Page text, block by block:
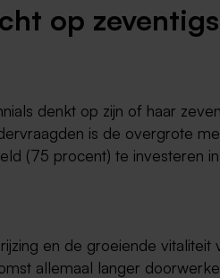
op
denkt op zijn of haar
is de overgrote
(75 procent) te investeren
en de groeiende vitaliteit
allemaal langer